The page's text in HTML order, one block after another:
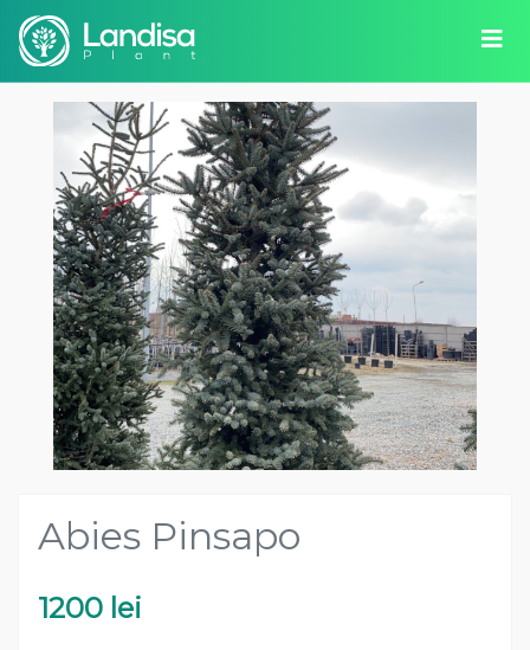
Abies Pinsapo
1200 lei